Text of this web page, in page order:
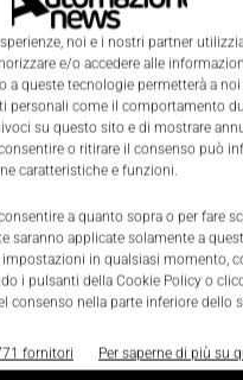
noi e i nostri partner
e/o accedere alle
a queste tecnologie permetterà a noi
personali come il comportamento
su questo sito e di mostrare
o ritirare il consenso può
caratteristiche e funzioni.
a quanto sopra o per fare
saranno applicate solamente a
in qualsiasi momento,
i pulsanti della Cookie Policy o
consenso nella parte inferiore dello
fornitori Per saperne di più su
esperti di Siemens e ai
una piattaforma
idee. Due centri più
nei prossimi anni nelle
nel Borough di Newham,
Docks e sarà aperto
29 settembre.